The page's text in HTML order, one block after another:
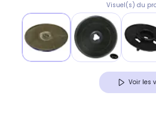
Visuel(s) du
Voir les